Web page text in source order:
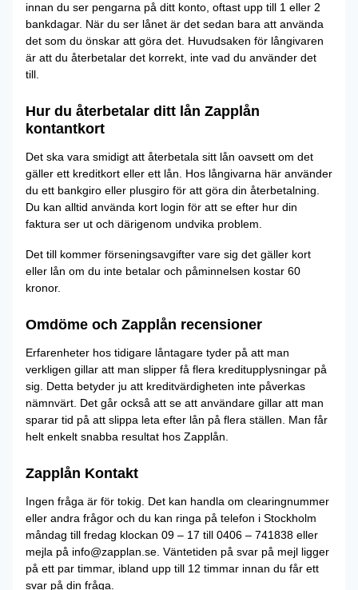
innan du ser pengarna på ditt konto, oftast upp till 1 eller 2
bankdagar. När du ser lånet är det sedan bara att använda
det som du önskar att göra det. Huvudsaken för långivaren
är att du återbetalar det korrekt, inte vad du använder det
till.
Hur du återbetalar ditt lån Zapplån
kontantkort
Det ska vara smidigt att återbetala sitt lån oavsett om det
gäller ett kreditkort eller ett lån. Hos långivarna här använder
du ett bankgiro eller plusgiro för att göra din återbetalning.
Du kan alltid använda kort login för att se efter hur din
faktura ser ut och därigenom undvika problem.
Det till kommer förseningsavgifter vare sig det gäller kort
eller lån om du inte betalar och påminnelsen kostar 60
kronor.
Omdöme och Zapplån recensioner
Erfarenheter hos tidigare låntagare tyder på att man
verkligen gillar att man slipper få flera kreditupplysningar på
sig. Detta betyder ju att kreditvärdigheten inte påverkas
nämnvärt. Det går också att se att användare gillar att man
sparar tid på att slippa leta efter lån på flera ställen. Man får
helt enkelt snabba resultat hos Zapplån.
Zapplån Kontakt
Ingen fråga är för tokig. Det kan handla om clearingnummer
eller andra frågor och du kan ringa på telefon i Stockholm
måndag till fredag klockan 09 – 17 till 0406 – 741838 eller
mejla på info@zapplan.se. Väntetiden på svar på mejl ligger
på ett par timmar, ibland upp till 12 timmar innan du får ett
svar på din fråga.